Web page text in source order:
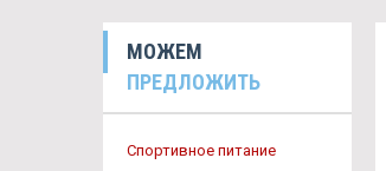
МОЖЕМ
ПРЕДЛОЖИТЬ
Спортивное питание